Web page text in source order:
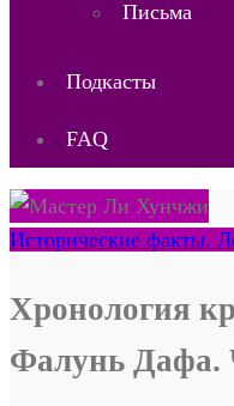
Письма
Подкасты
FAQ
Исторические факты.
Хронология
Фалунь Дафа.